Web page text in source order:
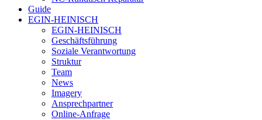
Guide
EGIN-HEINISCH
EGIN-HEINISCH
Geschäftsführung
Soziale Verantwortung
Struktur
Team
News
Imagery
Ansprechpartner
Online-Anfrage